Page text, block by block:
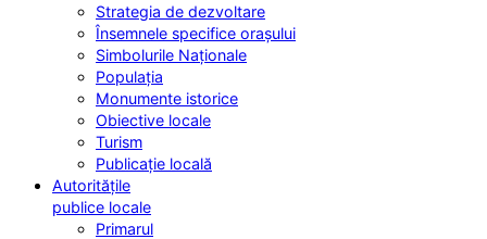
Strategia de dezvoltare
Însemnele specifice orașului
Simbolurile Naționale
Populația
Monumente istorice
Obiective locale
Turism
Publicație locală
Autoritățile
publice locale
Primarul